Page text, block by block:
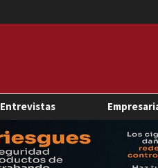
Entrevistas